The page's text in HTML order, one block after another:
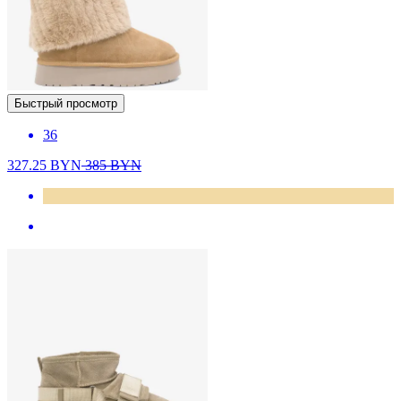
Быстрый просмотр
36
327.25 BYN385BYN